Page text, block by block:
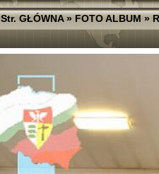
Str. GŁÓWNA»FOTO ALBUM»